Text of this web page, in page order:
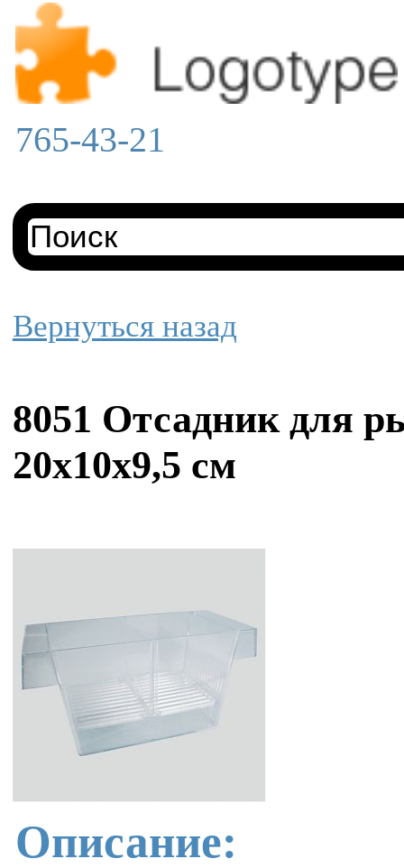
765-43-21
Вернуться назад
8051 Отсадник для
20x10x9,5 см
Описание: